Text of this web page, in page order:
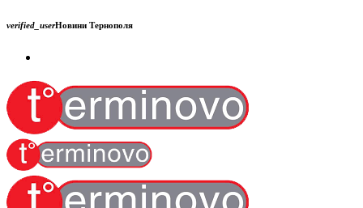
verified_userНовини Тернополя